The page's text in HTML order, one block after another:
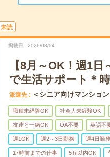
未読
掲載日 2026/08/04
【8月～OK！週1
で生活サポート＊
派遣先 ＜シニア向けマンション
職種未経験OK 社会人未経験OK
友達と一緒OK OA不要 英語不
週1OK 週2～3日勤務 週4日勤
17時前までの仕事 5ｈ以内OK